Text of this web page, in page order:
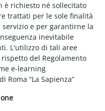
è richiesto né sollecitato
trattati per le sole finalità
e per garantirne la
inevitabile
L'utilizzo di tali aree
del Regolamento
e-learning
Roma “La Sapienza”